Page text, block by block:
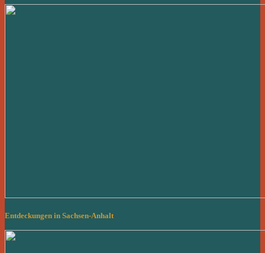
Entdeckungen in Sachsen-Anhalt